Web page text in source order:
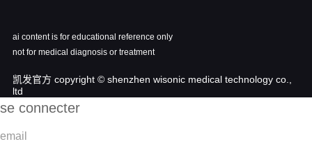
ai content is for educational reference only
not for medical diagnosis or treatment
凯发官方 copyright © shenzhen wisonic medical technology co.,
ltd
se connecter